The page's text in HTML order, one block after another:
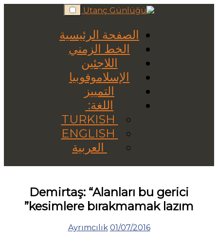
Skip
to
الصفحة الرئيسية
الخط الزمني
اللاجئين
الإسلاموفوبيا
التمييز
اللغة:
العربية
Demirtaş: “Alanları bu gerici
kesimlere bırakmamak lazım”
01/07/2016
Ayrımcılık